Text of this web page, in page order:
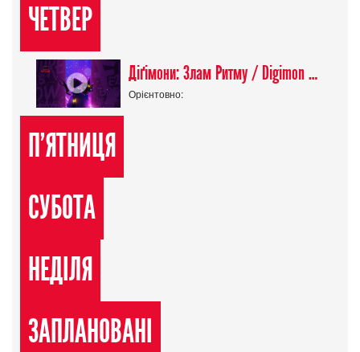
ЧЕТВЕР
Діґімони: Злам Ритму / Digimon Beatbreak
Орієнтовно:
П'ЯТНИЦЯ
СУБОТА
НЕДІЛЯ
ЗАПЛАНОВАНІ